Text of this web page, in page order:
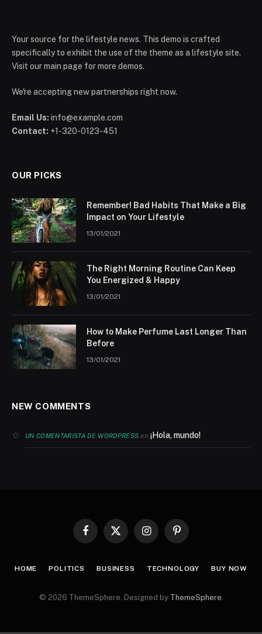
Your source for the lifestyle news. This demo is crafted
specifically to exhibit the use of the theme as a lifestyle site.
Visit our main page for more demos.
We're accepting new partnerships right now.
Email Us: info@example.com
Contact: +1-320-0123-451
OUR PICKS
Remember! Bad Habits That Make a Big
Impact on Your Lifestyle
13/01/2021
The Right Morning Routine Can Keep
You Energized & Happy
13/01/2021
How to Make Perfume Last Longer Than
Before
13/01/2021
NEW COMMENTS
UN COMENTARISTA DE WORDPRESS en¡Hola, mundo!
Facebook
X
InstagramPinterest
HOME POLITICS BUSINESS TECHNOLOGY BUY NOW
© 2026 ThemeSphere. Designed by ThemeSphere